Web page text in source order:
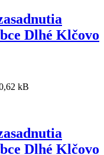
Dlhé Klčovo
kB
Dlhé Klčovo